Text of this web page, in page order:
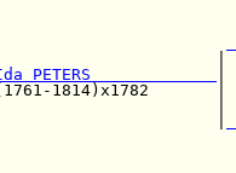
|
PETERS
(1761-
|